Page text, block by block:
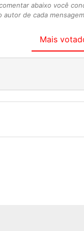
abaixo você
de cada
Mais